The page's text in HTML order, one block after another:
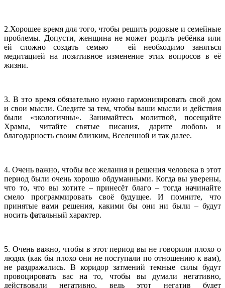
2.Хорошее время для того, чтобы решить родовые и семейные
проблемы. Допусти, женщина не может родить ребёнка или
ей сложно создать семью – ей необходимо заняться
медитацией на позитивное изменение этих вопросов в её
жизни.
3. В это время обязательно нужно гармонизировать свой дом
и свои мысли. Следите за тем, чтобы ваши мысли и действия
были «экологичны». Занимайтесь молитвой, посещайте
Храмы, читайте святые писания, дарите любовь и
благодарность своим близким, Вселенной и так далее.
4. Очень важно, чтобы все желания и решения человека в этот
период были очень хорошо обдуманными. Когда вы уверены,
что то, что вы хотите – принесёт благо – тогда начинайте
смело программировать своё будущее. И помните, что
принятые вами решения, какими бы они ни были – будут
носить фатальный характер.
5. Очень важно, чтобы в этот период вы не говорили плохо о
людях (как бы плохо они не поступали по отношению к вам),
не раздражались. В коридор затмений темные силы будут
провоцировать вас на то, чтобы вы думали негативно,
действовали негативно, ведь этот негатив будет